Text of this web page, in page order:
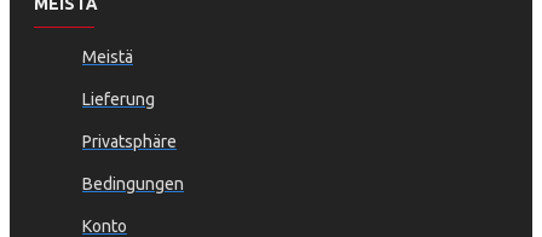
Meistä
Lieferung
Privatsphäre
Bedingungen
Konto